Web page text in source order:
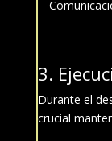
3.
Durante el
crucial